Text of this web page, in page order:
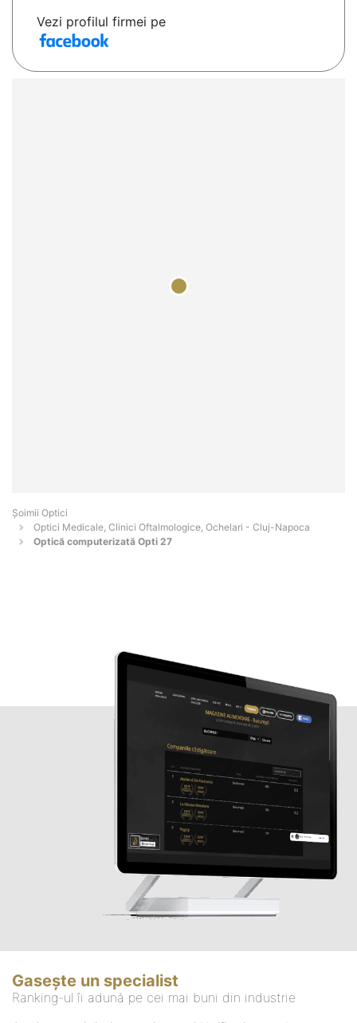
Vezi profilul firmei pe
Șoimii Optici
Optici Medicale, Clinici Oftalmologice, Ochelari - Cluj-Napoca
Optică computerizată Opti 27
Gasește un specialist
Ranking-ul îi adună pe cei mai buni din industrie